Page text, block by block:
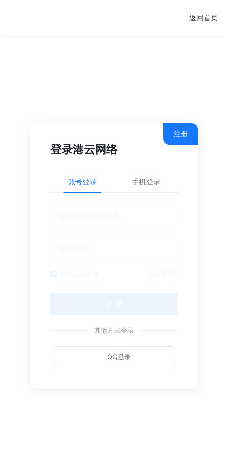
返回首页
注册
登录港云网络
账号登录 手机登录
其他方式登录
QQ登录